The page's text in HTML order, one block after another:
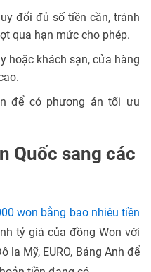
đổi đủ số tiền cần, tránh
qua hạn mức cho phép.
hoặc khách sạn, cửa hàng
để có phương án tối ưu
Quốc sang các
won bằng bao nhiêu tiền
tỷ giá của đồng Won với
la Mỹ, EURO, Bảng Anh để